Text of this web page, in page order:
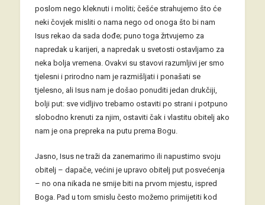
poslom nego kleknuti i moliti; češće strahujemo što će
neki čovjek misliti o nama nego od onoga što bi nam
Isus rekao da sada dođe; puno toga žrtvujemo za
napredak u karijeri, a napredak u svetosti ostavljamo za
neka bolja vremena. Ovakvi su stavovi razumljivi jer smo
tjelesni i prirodno nam je razmišljati i ponašati se
tjelesno, ali Isus nam je došao ponuditi jedan drukčiji,
bolji put: sve vidljivo trebamo ostaviti po strani i potpuno
slobodno krenuti za njim, ostaviti čak i vlastitu obitelj ako
nam je ona prepreka na putu prema Bogu.
Jasno, Isus ne traži da zanemarimo ili napustimo svoju
obitelj – dapače, većini je upravo obitelj put posvećenja
– no ona nikada ne smije biti na prvom mjestu, ispred
Boga. Pad u tom smislu često možemo primijetiti kod